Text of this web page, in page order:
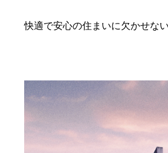
快適で安心の住まいに欠かせな